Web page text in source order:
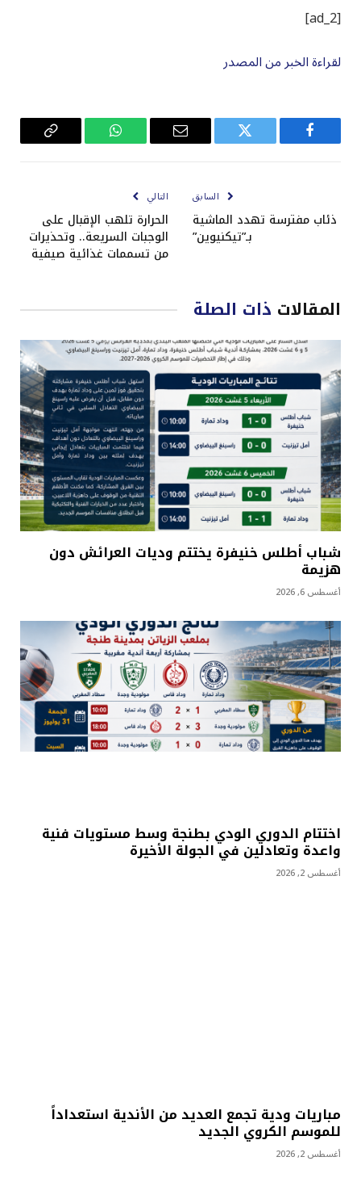
[ad_2]
لقراءة الخبر من المصدر
فيسبوك تويتر
البريد
واتساب
Copy
السابق
ذئاب مفترسة تهدد الماشية
بـ”تيكنيوين”
التالي
الحرارة تلهب الإقبال على
الوجبات السريعة.. وتحذيرات
من تسممات غذائية صيفية
المقالات ذات الصلة
شباب أطلس خنيفرة يختتم وديات العرائش دون
هزيمة
أغسطس 6, 2026
اختتام الدوري الودي بطنجة وسط مستويات فنية
واعدة وتعادلين في الجولة الأخيرة
أغسطس 2, 2026
مباريات ودية تجمع العديد من الأندية استعداداً
للموسم الكروي الجديد
أغسطس 2, 2026